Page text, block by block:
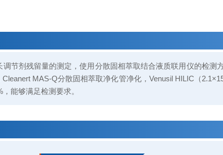
节剂残留量的测定，使用分散固相萃取结合液质联用仪的检测
MAS-Q分散固相萃取净化管净化，Venusil HILIC（
能够满足检测要求。